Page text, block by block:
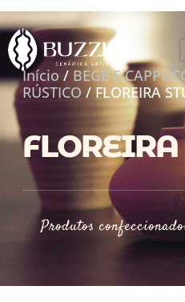
Início / BEGE E
RÚSTICO / FLOREIRA
Produtos